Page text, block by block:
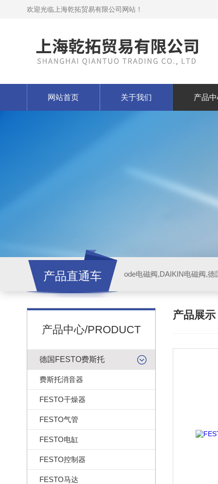
欢迎光临上海乾拓贸易有限公司网站！
网站首页 关于我们 产品
产品直通车 ode电磁阀,DAIKIN电磁阀,
产品中心/PRODUCT
德国FESTO费斯托
费斯托消音器
FESTO干燥器
FESTO气管
FESTO电缸
FESTO控制器
FESTO马达
产品展示